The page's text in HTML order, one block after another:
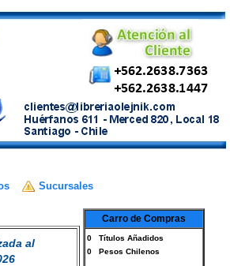
Sucursales
al
Carro de Compras
0 Títulos Añadidos
0 Pesos Chilenos